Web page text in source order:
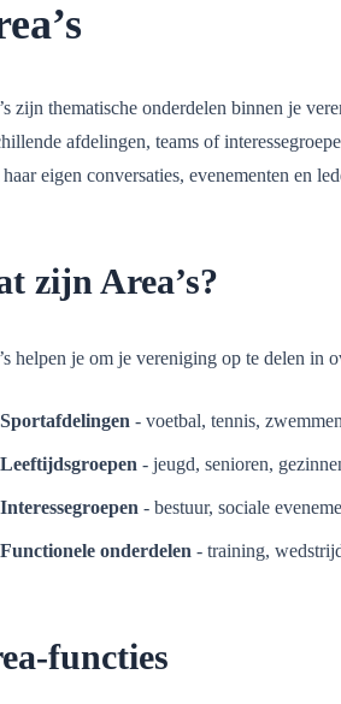
zijn thematische onderdelen binnen je
afdelingen, teams of
eigen conversaties, evenementen en
zijn Area’s?
helpen je om je vereniging op te delen in
Sportafdelingen - voetbal, tennis,
Leeftijdsgroepen - jeugd, senioren,
Interessegroepen - bestuur, sociale
Functionele onderdelen - training,
functies